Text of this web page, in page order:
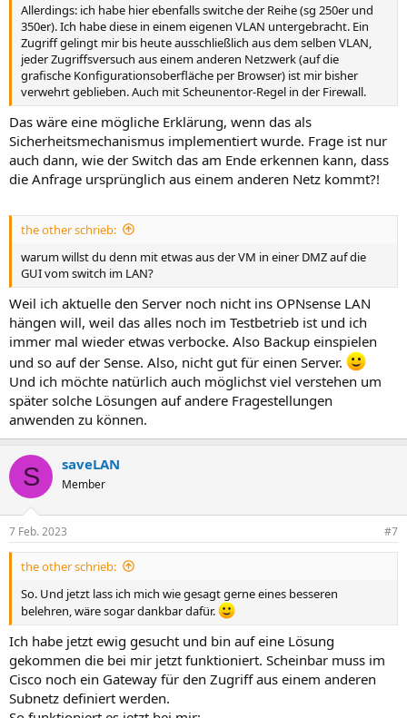
Allerdings: ich habe hier ebenfalls switche der Reihe (sg 250er und
350er). Ich habe diese in einem eigenen VLAN untergebracht. Ein
Zugriff gelingt mir bis heute ausschließlich aus dem selben VLAN,
jeder Zugriffsversuch aus einem anderen Netzwerk (auf die
grafische Konfigurationsoberfläche per Browser) ist mir bisher
verwehrt geblieben. Auch mit Scheunentor-Regel in der Firewall.
Das wäre eine mögliche Erklärung, wenn das als
Sicherheitsmechanismus implementiert wurde. Frage ist nur
auch dann, wie der Switch das am Ende erkennen kann, dass
die Anfrage ursprünglich aus einem anderen Netz kommt?!
the other schrieb:
warum willst du denn mit etwas aus der VM in einer DMZ auf die
GUI vom switch im LAN?
Weil ich aktuelle den Server noch nicht ins OPNsense LAN
hängen will, weil das alles noch im Testbetrieb ist und ich
immer mal wieder etwas verbocke. Also Backup einspielen
und so auf der Sense. Also, nicht gut für einen Server.
Und ich möchte natürlich auch möglichst viel verstehen um
später solche Lösungen auf andere Fragestellungen
anwenden zu können.
S saveLAN
Member
7 Feb. 2023 #7
the other schrieb:
So. Und jetzt lass ich mich wie gesagt gerne eines besseren
belehren, wäre sogar dankbar dafür.
Ich habe jetzt ewig gesucht und bin auf eine Lösung
gekommen die bei mir jetzt funktioniert. Scheinbar muss im
Cisco noch ein Gateway für den Zugriff aus einem anderen
Subnetz definiert werden.